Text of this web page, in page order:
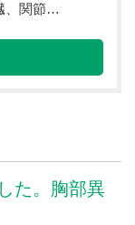
、関節…
た。胸部異